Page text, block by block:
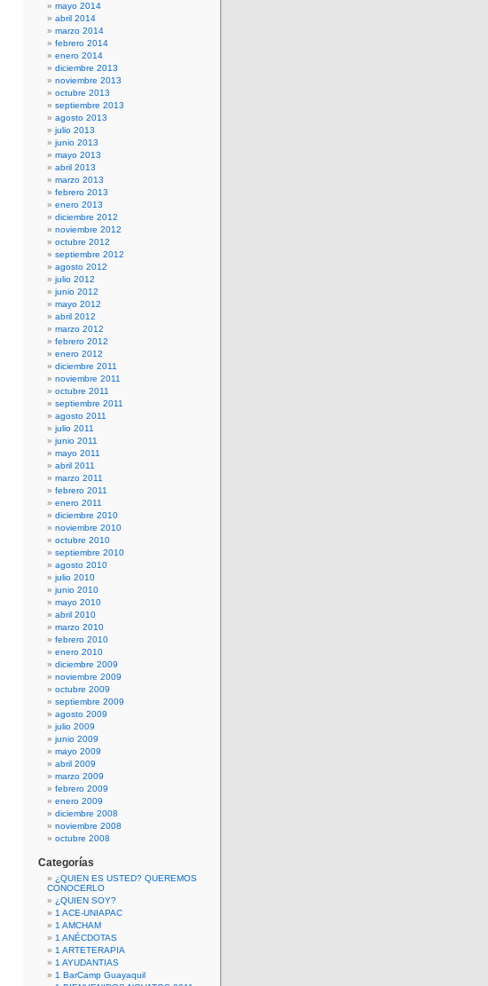
mayo 2014
abril 2014
marzo 2014
febrero 2014
enero 2014
diciembre 2013
noviembre 2013
octubre 2013
septiembre 2013
agosto 2013
julio 2013
junio 2013
mayo 2013
abril 2013
marzo 2013
febrero 2013
enero 2013
diciembre 2012
noviembre 2012
octubre 2012
septiembre 2012
agosto 2012
julio 2012
junio 2012
mayo 2012
abril 2012
marzo 2012
febrero 2012
enero 2012
diciembre 2011
noviembre 2011
octubre 2011
septiembre 2011
agosto 2011
julio 2011
junio 2011
mayo 2011
abril 2011
marzo 2011
febrero 2011
enero 2011
diciembre 2010
noviembre 2010
octubre 2010
septiembre 2010
agosto 2010
julio 2010
junio 2010
mayo 2010
abril 2010
marzo 2010
febrero 2010
enero 2010
diciembre 2009
noviembre 2009
octubre 2009
septiembre 2009
agosto 2009
julio 2009
junio 2009
mayo 2009
abril 2009
marzo 2009
febrero 2009
enero 2009
diciembre 2008
noviembre 2008
octubre 2008
Categorías
¿QUIEN ES USTED? QUEREMOS
CONOCERLO
¿QUIEN SOY?
1 ACE-UNIAPAC
1 AMCHAM
1 ANÉCDOTAS
1 ARTETERAPIA
1 AYUDANTIAS
1 BarCamp Guayaquil